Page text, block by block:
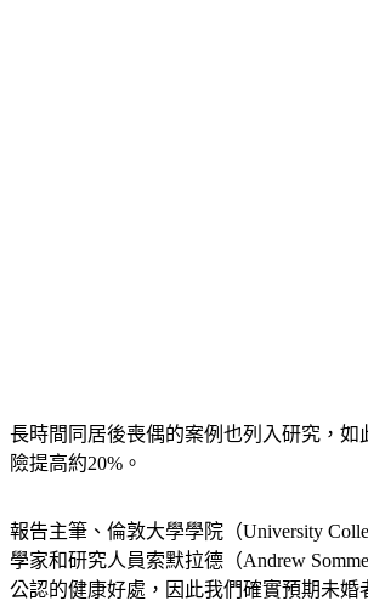
長時間同居後喪偶的案例也列入研究，如
險提高約20%。
報告主筆、倫敦大學學院（University
學家和研究人員索默拉德（Andrew
公認的健康好處，因此我們確實預期未婚